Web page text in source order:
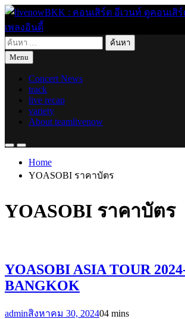
Skip
content
livenowBKK : คอนเสิร์ต อีเวนท์ ดูคอนเสิร์ต
อินดี้
live for today
ค้นหา
สำหรับ:
Menu
Concert News
track
live recap
variety
About teamlivenow
Home
YOASOBI ราคาบัตร
YOASOBI ราคาบัตร
YOASOBI ASIA TOUR
BANGKOK
adminสิงหาคม 30, 202404 mins